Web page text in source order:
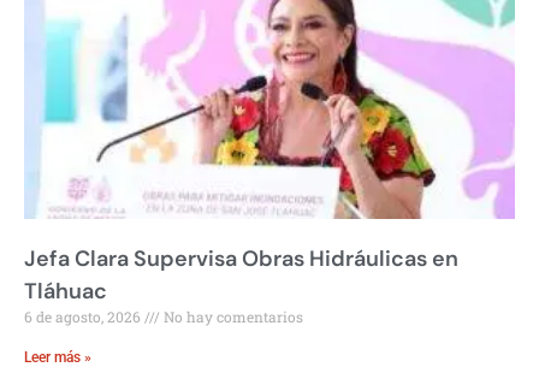
Jefa Clara Supervisa Obras Hidráulicas en
Tláhuac
6 de agosto, 2026 No hay comentarios
Leer más »